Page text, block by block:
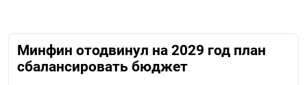
Минфин отодвинул на 2029 год план
сбалансировать бюджет